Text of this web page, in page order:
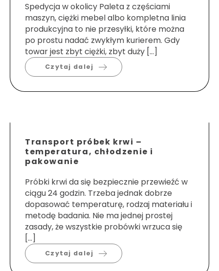
Spedycja w okolicy Paleta z częściami
maszyn, ciężki mebel albo kompletna linia
produkcyjna to nie przesyłki, które można
po prostu nadać zwykłym kurierem. Gdy
towar jest zbyt ciężki, zbyt duży […]
Czytaj dalej
Transport próbek krwi –
temperatura, chłodzenie i
pakowanie
Próbki krwi da się bezpiecznie przewieźć w
ciągu 24 godzin. Trzeba jednak dobrze
dopasować temperaturę, rodzaj materiału i
metodę badania. Nie ma jednej prostej
zasady, że wszystkie probówki wrzuca się
[…]
Czytaj dalej